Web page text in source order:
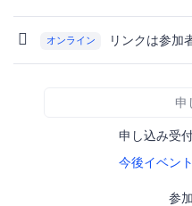
オンライン リンクは参加
申
申し込み受
今後イベン
参